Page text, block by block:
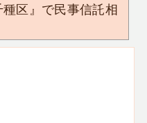
区』で民事信託相